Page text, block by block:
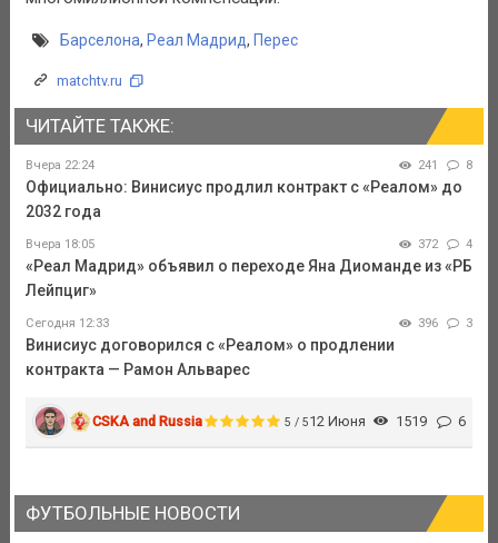
Барселона, Реал Мадрид, Перес
matchtv.ru
ЧИТАЙТЕ ТАКЖЕ:
Вчера 22:24 241 8
Официально: Винисиус продлил контракт с «Реалом» до
2032 года
Вчера 18:05 372 4
«Реал Мадрид» объявил о переходе Яна Диоманде из «РБ
Лейпциг»
Сегодня 12:33 396 3
Винисиус договорился с «Реалом» о продлении
контракта — Рамон Альварес
CSKA and Russia 5 / 512 Июня 1519 6
ФУТБОЛЬНЫЕ НОВОСТИ